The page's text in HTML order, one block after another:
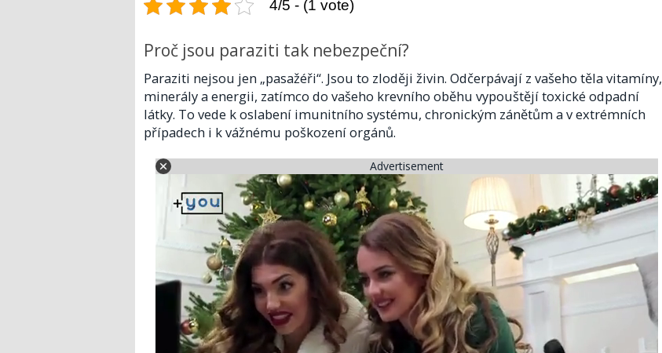
4/5 - (1 vote)
Proč jsou paraziti tak nebezpeční?
Paraziti nejsou jen „pasažéři“. Jsou to zloději živin. Odčerpávají z vašeho těla vitamíny,
minerály a energii, zatímco do vašeho krevního oběhu vypouštějí toxické odpadní
látky. To vede k oslabení imunitního systému, chronickým zánětům a v extrémních
případech i k vážnému poškození orgánů.
Advertisement